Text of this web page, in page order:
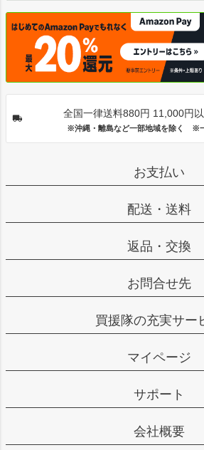
全国一律送料880円 11,000円
※沖縄・離島など一部地域を除く ※
お支払い
配送・送料
返品・交換
お問合せ先
買援隊の充実サー
マイページ
サポート
会社概要